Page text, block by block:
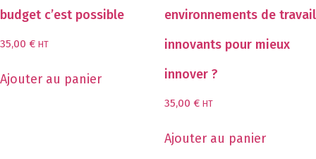
budget c’est possible
35,00 € HT
Ajouter au panier
environnements de travail
innovants pour mieux
innover ?
35,00 € HT
Ajouter au panier